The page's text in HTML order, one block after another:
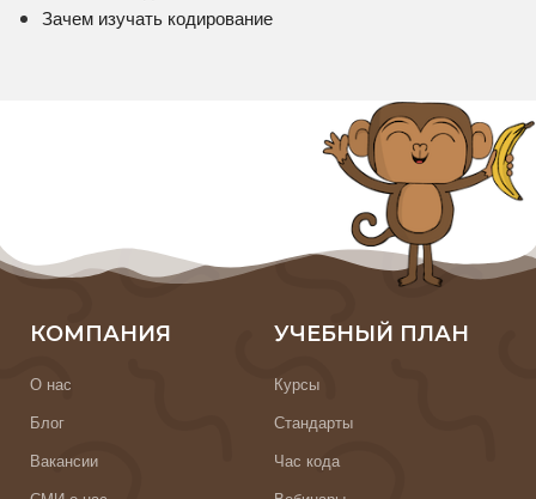
Зачем изучать кодирование
КОМПАНИЯ
О нас
Блог
Вакансии
УЧЕБНЫЙ ПЛАН
Курсы
Стандарты
Час кода